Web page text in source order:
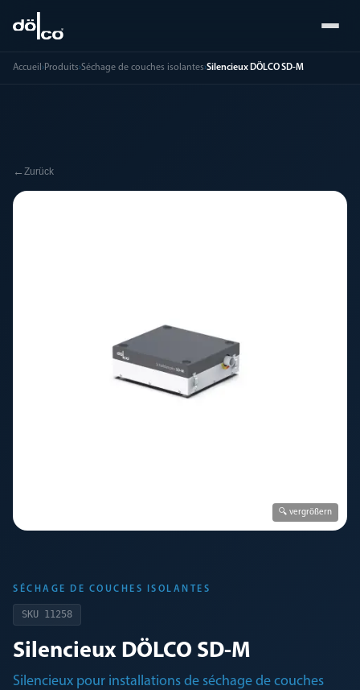
Accueil ›Produits›Séchage de couches isolantes›Silencieux DÖLCO SD-M
← Zurück
🔍 vergrößern
SÉCHAGE DE COUCHES ISOLANTES
SKU 11258
Silencieux DÖLCO SD-M
Silencieux pour installations de séchage de couches